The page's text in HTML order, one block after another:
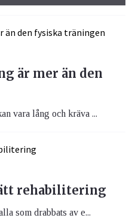
är mer än den
vara lång och kräva ...
rehabilitering
som drabbats av e...